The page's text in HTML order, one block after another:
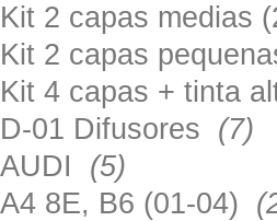
Kit 2 capas medias
Kit 2 capas
Kit 4 capas + tinta
D-01 Difusores (7)
AUDI (5)
A4 8E, B6 (01-04)